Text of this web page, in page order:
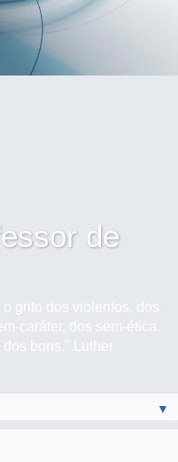
de
grito dos violentos, dos
caráter, dos sem-ética.
bons." Luther
▼